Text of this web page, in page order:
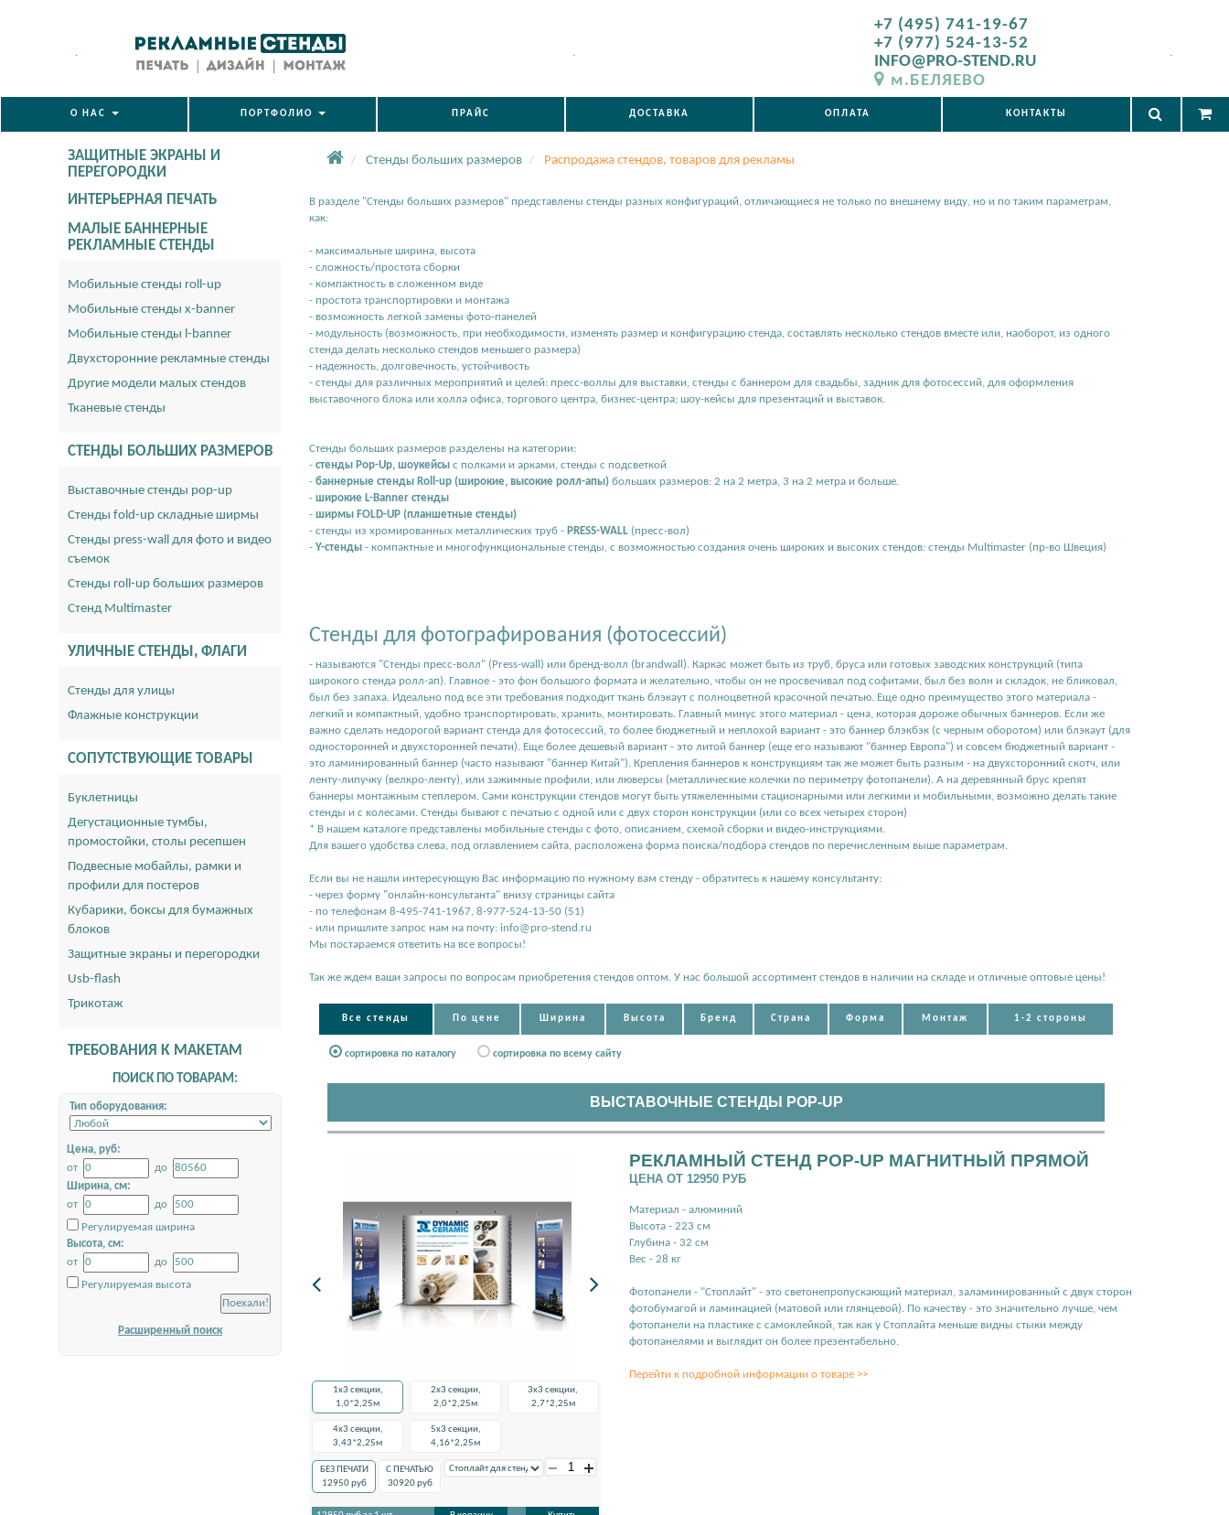
. .
+7 (495) 741-19-67
+7 (977) 524-13-52
INFO@PRO-STEND.RU
м.БЕЛЯЕВО
.
О НАС ПОРТФОЛИО ПРАЙС ДОСТАВКА ОПЛАТА КОНТАКТЫ
ЗАЩИТНЫЕ ЭКРАНЫ И
ПЕРЕГОРОДКИ
ИНТЕРЬЕРНАЯ ПЕЧАТЬ
МАЛЫЕ БАННЕРНЫЕ
РЕКЛАМНЫЕ СТЕНДЫ
Мобильные стенды roll-up
Мобильные стенды x-banner
Мобильные стенды l-banner
Двухсторонние рекламные стенды
Другие модели малых стендов
Тканевые стенды
СТЕНДЫ БОЛЬШИХ РАЗМЕРОВ
Выставочные стенды pop-up
Стенды fold-up складные ширмы
Стенды press-wall для фото и видео
съемок
Стенды roll-up больших размеров
Стенд Multimaster
УЛИЧНЫЕ СТЕНДЫ, ФЛАГИ
Стенды для улицы
Флажные конструкции
СОПУТСТВУЮЩИЕ ТОВАРЫ
Буклетницы
Дегустационные тумбы,
промостойки, столы ресепшен
Подвесные мобайлы, рамки и
профили для постеров
Кубарики, боксы для бумажных
блоков
Защитные экраны и перегородки
Usb-flash
Трикотаж
ТРЕБОВАНИЯ К МАКЕТАМ
ПОИСК ПО ТОВАРАМ:
Тип оборудования:
Цена, руб:
от
до
Ширина, см:
от
до
Регулируемая ширина
Высота, см:
от
до
Регулируемая высота
Расширенный поиск
Стенды больших размеров Распродажа стендов, товаров для рекламы
В разделе "Стенды больших размеров" представлены стенды разных конфигураций, отличающиеся не только по внешнему виду, но и по таким параметрам,
как:
- максимальные ширина, высота
- сложность/простота сборки
- компактность в сложенном виде
- простота транспортировки и монтажа
- возможность легкой замены фото-панелей
- модульность (возможность, при необходимости, изменять размер и конфигурацию стенда, составлять несколько стендов вместе или, наоборот, из одного
стенда делать несколько стендов меньшего размера)
- надежность, долговечность, устойчивость
- стенды для различных мероприятий и целей: пресс-воллы для выставки, стенды с баннером для свадьбы, задник для фотосессий, для оформления
выставочного блока или холла офиса, торгового центра, бизнес-центра; шоу-кейсы для презентаций и выставок.
Стенды больших размеров разделены на категории:
- стенды Pop-Up, шоукейсы с полками и арками, стенды с подсветкой
- баннерные стенды Roll-up (широкие, высокие ролл-апы) больших размеров: 2 на 2 метра, 3 на 2 метра и больше.
- широкие L-Banner стенды
- ширмы FOLD-UP (планшетные стенды)
- стенды из хромированных металлических труб - PRESS-WALL (пресс-вол)
- Y-стенды - компактные и многофункциональные стенды, с возможностью создания очень широких и высоких стендов: стенды Multimaster (пр-во Швеция)
Стенды для фотографирования (фотосессий)
- называются "Стенды пресс-волл" (Press-wall) или бренд-волл (brandwall). Каркас может быть из труб, бруса или готовых заводских конструкций (типа
широкого стенда ролл-ап). Главное - это фон большого формата и желательно, чтобы он не просвечивал под софитами, был без волн и складок, не бликовал,
был без запаха. Идеально под все эти требования подходит ткань блэкаут с полноцветной красочной печатью. Еще одно преимущество этого материала -
легкий и компактный, удобно транспортировать, хранить, монтировать. Главный минус этого материал - цена, которая дороже обычных баннеров. Если же
важно сделать недорогой вариант стенда для фотосессий, то более бюджетный и неплохой вариант - это баннер блэкбэк (с черным оборотом) или блэкаут (для
односторонней и двухсторонней печати). Еще более дешевый вариант - это литой баннер (еще его называют "баннер Европа") и совсем бюджетный вариант -
это ламинированный баннер (часто называют "баннер Китай"). Крепления баннеров к конструкциям так же может быть разным - на двухсторонний скотч, или
ленту-липучку (велкро-ленту), или зажимные профили, или люверсы (металлические колечки по периметру фотопанели). А на деревянный брус крепят
баннеры монтажным степлером. Сами конструкции стендов могут быть утяжеленными стационарными или легкими и мобильными, возможно делать такие
стенды и с колесами. Стенды бывают с печатью с одной или с двух сторон конструкции (или со всех четырех сторон)
* В нашем каталоге представлены мобильные стенды с фото, описанием, схемой сборки и видео-инструкциями.
Для вашего удобства слева, под оглавлением сайта, расположена форма поиска/подбора стендов по перечисленным выше параметрам.
Если вы не нашли интересующую Вас информацию по нужному вам стенду - обратитесь к нашему консультанту:
- через форму "онлайн-консультанта" внизу страницы сайта
- по телефонам 8-495-741-1967, 8-977-524-13-50 (51)
- или пришлите запрос нам на почту: info@pro-stend.ru
Мы постараемся ответить на все вопросы!
Так же ждем ваши запросы по вопросам приобретения стендов оптом. У нас большой ассортимент стендов в наличии на складе и отличные оптовые цены!
Все стенды По цене Ширина Высота Бренд Страна Форма Монтаж 1-2 стороны
сортировка по каталогу сортировка по всему сайту
ВЫСТАВОЧНЫЕ СТЕНДЫ POP-UP
1x3 секции,
1,0*2,25м
2x3 секции,
2,0*2,25м
3x3 секции,
2,7*2,25м
4x3 секции,
3,43*2,25м
5x3 секции,
4,16*2,25м
БЕЗ ПЕЧАТИ
12950руб
С ПЕЧАТЬЮ
30920руб
РЕКЛАМНЫЙ СТЕНД POP-UP МАГНИТНЫЙ ПРЯМОЙ
ЦЕНА ОТ 12950 РУБ
Материал - алюминий
Высота - 223 см
Глубина - 32 см
Вес - 28 кг
Фотопанели - "Стоплайт" - это светонепропускающий материал, заламинированный с двух сторон
фотобумагой и ламинацией (матовой или глянцевой). По качеству - это значительно лучше, чем
фотопанели на пластике с самоклейкой, так как у Стоплайта меньше видны стыки между
фотопанелями и выглядит он более презентабельно.
Перейти к подробной информации о товаре >>